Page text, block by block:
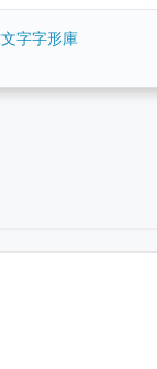
字字形庫